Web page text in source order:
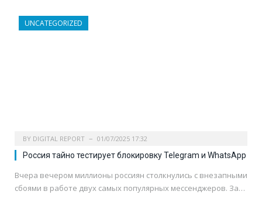
UNCATEGORIZED
BY DIGITAL REPORT 01/07/2025 17:32
Россия тайно тестирует блокировку Telegram и WhatsApp
Вчера вечером миллионы россиян столкнулись с внезапными
сбоями в работе двух самых популярных мессенджеров. За…